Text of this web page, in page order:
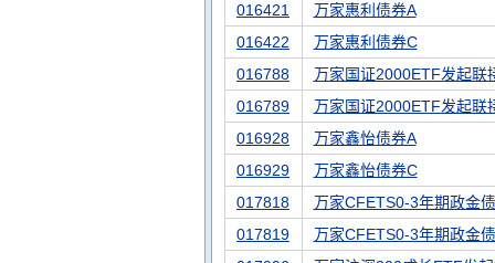
016421
万家惠利债券A
016422
万家惠利债券C
016788
万家国证2000ETF发起联
016789
万家国证2000ETF发起联
016928
万家鑫怡债券A
016929
万家鑫怡债券C
017818
万家CFETS0-3年期政金
017819
万家CFETS0-3年期政金